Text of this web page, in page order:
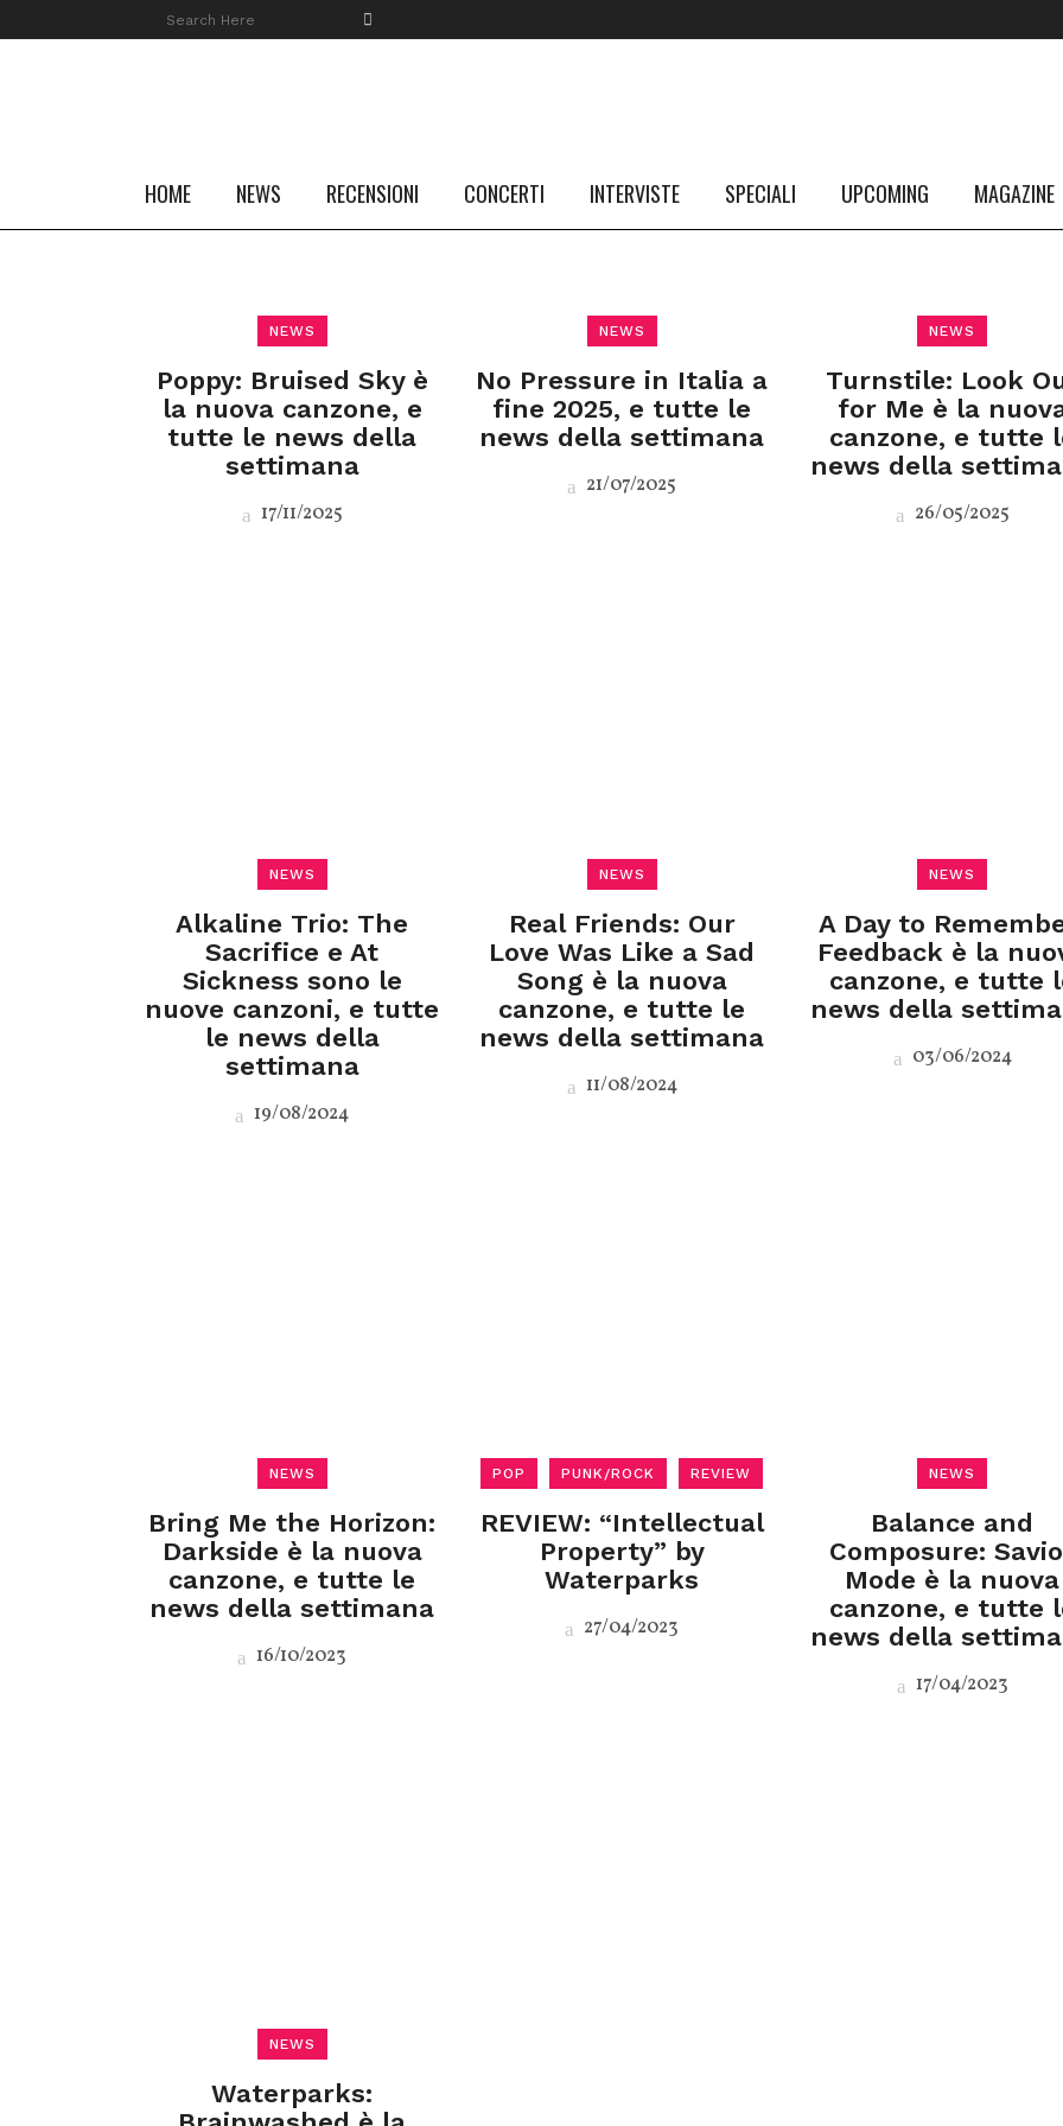
HOME NEWS RECENSIONI CONCERTI INTERVISTE SPECIALI UPCOMING MAGAZINE
NEWS
Poppy: Bruised Sky è
la nuova canzone, e
tutte le news della
settimana
17/11/2025
NEWS
No Pressure in Italia a
fine 2025, e tutte le
news della settimana
21/07/2025
NEWS
Turnstile: Look
for Me è la
canzone, e tutte
news della
26/05/2025
NEWS
Alkaline Trio: The
Sacrifice e At
Sickness sono le
nuove canzoni, e tutte
le news della
settimana
19/08/2024
NEWS
Real Friends: Our
Love Was Like a Sad
Song è la nuova
canzone, e tutte le
news della settimana
11/08/2024
NEWS
A Day to
Feedback è la
canzone, e tutte
news della
03/06/2024
NEWS
Bring Me the Horizon:
Darkside è la nuova
canzone, e tutte le
news della settimana
16/10/2023
POP PUNK/ROCK REVIEW
REVIEW: “Intellectual
Property” by
Waterparks
27/04/2023
NEWS
Balance and
Composure:
Mode è la nuova
canzone, e tutte
news della
17/04/2023
NEWS
Waterparks: